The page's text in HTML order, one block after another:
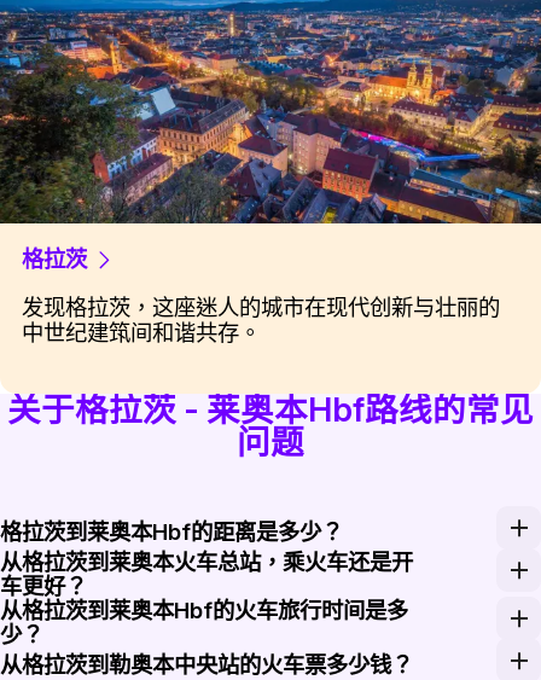
格拉茨
发现格拉茨，这座迷人的城市在现代创新与壮丽的
中世纪建筑间和谐共存。
关于格拉茨 - 莱奥本Hbf路线的常见
问题
格拉茨到莱奥本Hbf的距离是多少？
格拉茨到莱奥本Hbf的火车距离大约为60公里。
从格拉茨到莱奥本火车总站，乘火车还是开
车更好？
坐火车提供了一种舒适的乘坐体验，无需烦恼交通和停
从格拉茨到莱奥本Hbf的火车旅行时间是多
少？
从格拉茨到莱奥本Hbf的旅程大约需要1到1.5小时，这取
从格拉茨到勒奥本中央站的火车票多少钱？